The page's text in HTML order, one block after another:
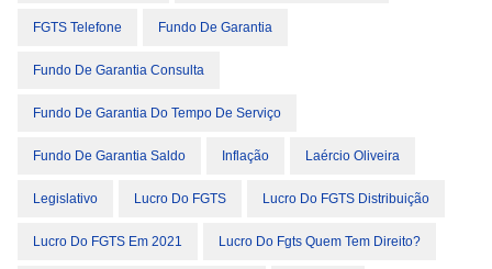
FGTS Telefone Fundo De Garantia
Fundo De Garantia Consulta
Fundo De Garantia Do Tempo De Serviço
Fundo De Garantia Saldo Inflação Laércio Oliveira
Legislativo Lucro Do FGTS Lucro Do FGTS Distribuição
Lucro Do FGTS Em 2021 Lucro Do Fgts Quem Tem Direito?